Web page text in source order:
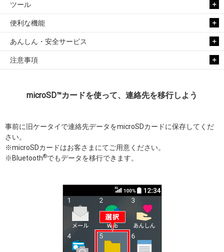
ツール
便利な機能
あんしん・安全サービス
注意事項
microSD™カードを使って、連絡先を移行しよう
事前に旧ケータイで連絡先データをmicroSDカードに保存してくだ
さい。
※microSDカードはお客さまにてご用意ください。
※Bluetooth®でもデータを移行できます。